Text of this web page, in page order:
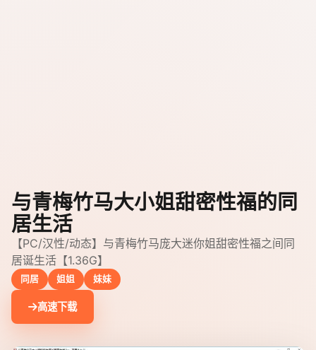
与青梅竹马大小姐甜密性福的同
居生活
【PC/汉性/动态】与青梅竹马庞大迷你姐甜密性福之间同
居诞生活【1.36G】
同居 姐姐 妹妹
高速下载